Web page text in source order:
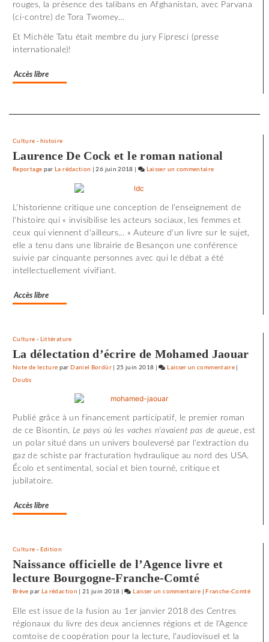
Utoya
rouges, la présence des talibans en Afghanistan, avec Parvana
(ci-contre) de Tora Twomey…
Et Michèle Tatu était membre du jury Fipresci (presse
internationale)!
Accès libre
Culture - histoire
Laurence De Cock et le roman national
Reportage parLa rédaction |26 juin 2018 | Laisser un commentaire
d’effroi
à
«
Utoya
»
L'historienne critique une conception de l'enseignement de
l'histoire qui « invisibilise les acteurs sociaux, les femmes et
ceux qui viennent d'ailleurs... » Auteure d'un livre sur le sujet,
elle a tenu dans une librairie de Besançon une conférence
suivie par cinquante personnes avec qui le débat a été
intellectuellement vivifiant.
Accès libre
Culture - Littérature
La délectation d’écrire de Mohamed Jaouar
Note de lecture parDaniel Bordür| 25 juin 2018 | Laisser un commentaire on
à
«
Utoya
»
|
Doubs
Publié grâce à un financement participatif, le premier roman
de ce Bisontin, Le pays où les vaches n'avaient pas de queue , est
un polar situé dans un univers bouleversé par l'extraction du
gaz de schiste par fracturation hydraulique au nord des USA.
Écolo et sentimental, social et bien tourné, critique et
jubilatoire.
Accès libre
Culture - Edition
Naissance officielle de l’Agence livre et
lecture Bourgogne-Franche-Comté
Brève par La rédaction |21 juin 2018 | Laisser un commentaire on
|Franche-Comté
Elle est issue de la fusion au 1er janvier 2018 des Centres
régionaux du livre des deux anciennes régions et de l'Agence
comtoise de coopération pour la lecture, l'audiovisuel et la